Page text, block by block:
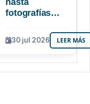
fotografías
UMSA
resguarda 6
joyas de la
30 jul 2026 LEER MÁS